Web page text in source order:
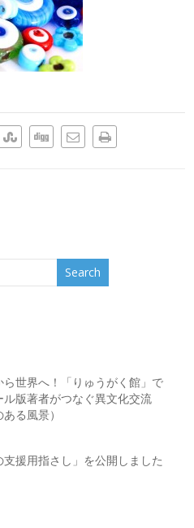
ら世界へ！「りゅうがく館」で
ル版著者がつなぐ異文化交流
ある風景）
支援用指さし」を公開しました